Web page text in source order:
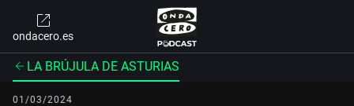
ondacero.es
LA BRÚJULA DE ASTURIAS
01/03/2024